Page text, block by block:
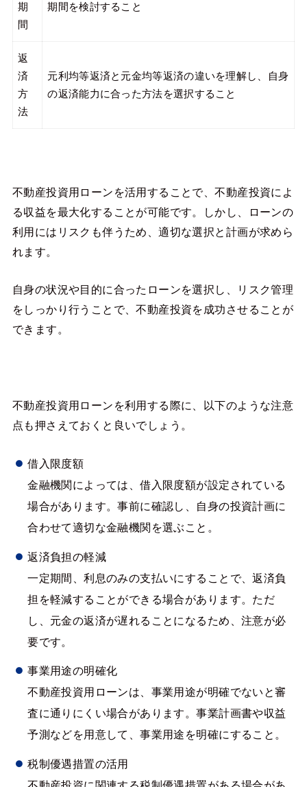
期
間
期間を検討すること
返
済
方
法
元利均等返済と元金均等返済の違いを理解し、自身
の返済能力に合った方法を選択すること
不動産投資用ローンを活用することで、不動産投資によ
る収益を最大化することが可能です。しかし、ローンの
利用にはリスクも伴うため、適切な選択と計画が求めら
れます。
自身の状況や目的に合ったローンを選択し、リスク管理
をしっかり行うことで、不動産投資を成功させることが
できます。
不動産投資用ローンを利用する際に、以下のような注意
点も押さえておくと良いでしょう。
借入限度額
金融機関によっては、借入限度額が設定されている
場合があります。事前に確認し、自身の投資計画に
合わせて適切な金融機関を選ぶこと。
返済負担の軽減
一定期間、利息のみの支払いにすることで、返済負
担を軽減することができる場合があります。ただ
し、元金の返済が遅れることになるため、注意が必
要です。
事業用途の明確化
不動産投資用ローンは、事業用途が明確でないと審
査に通りにくい場合があります。事業計画書や収益
予測などを用意して、事業用途を明確にすること。
税制優遇措置の活用